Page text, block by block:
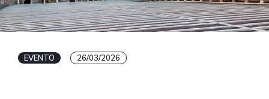
EVENTO 26/03/2026